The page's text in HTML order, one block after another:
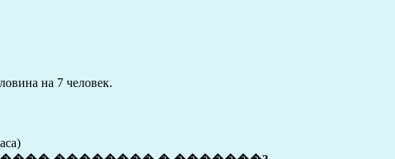
на 7 человек.